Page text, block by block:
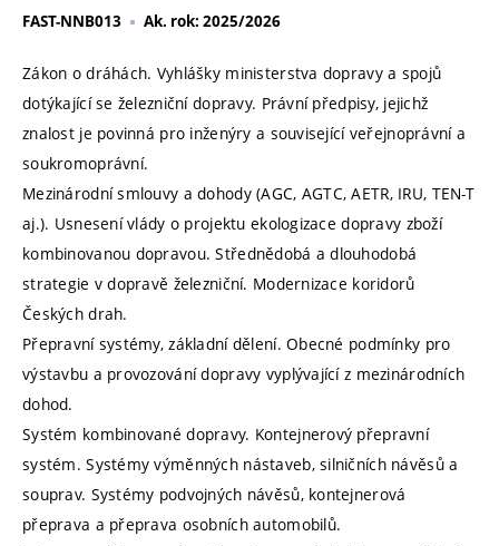
FAST-NNB013 Ak. rok: 2025/2026
Zákon o dráhách. Vyhlášky ministerstva dopravy a spojů
dotýkající se železniční dopravy. Právní předpisy, jejichž
znalost je povinná pro inženýry a související veřejnoprávní a
soukromoprávní.
Mezinárodní smlouvy a dohody (AGC, AGTC, AETR, IRU, TEN-T
aj.). Usnesení vlády o projektu ekologizace dopravy zboží
kombinovanou dopravou. Střednědobá a dlouhodobá
strategie v dopravě železniční. Modernizace koridorů
Českých drah.
Přepravní systémy, základní dělení. Obecné podmínky pro
výstavbu a provozování dopravy vyplývající z mezinárodních
dohod.
Systém kombinované dopravy. Kontejnerový přepravní
systém. Systémy výměnných nástaveb, silničních návěsů a
souprav. Systémy podvojných návěsů, kontejnerová
přeprava a přeprava osobních automobilů.